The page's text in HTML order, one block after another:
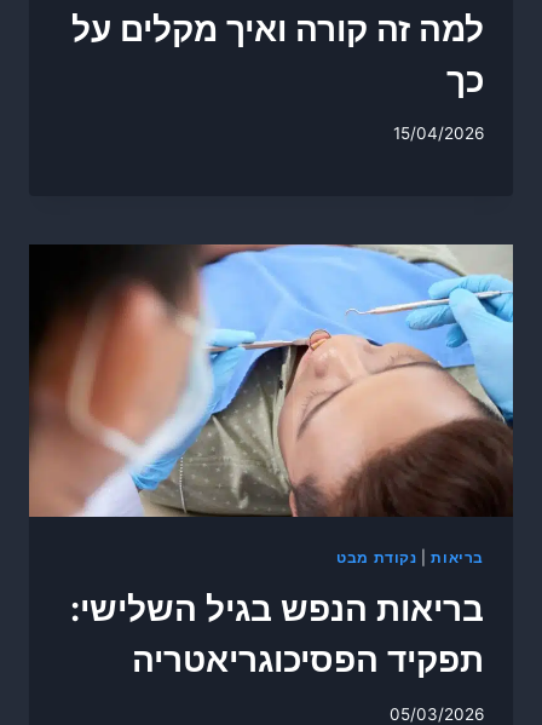
למה זה קורה ואיך מקלים על
כך
15/04/2026
בריאות| נקודת מבט
בריאות הנפש בגיל השלישי:
תפקיד הפסיכוגריאטריה
05/03/2026